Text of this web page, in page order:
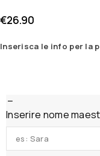
€26.90
Inserisca le info per la
Inserire nome